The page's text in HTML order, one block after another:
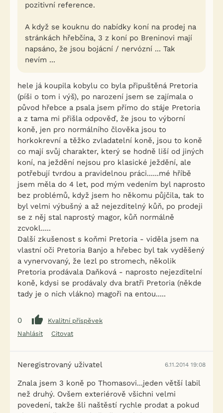
pozitivní reference.
A když se kouknu do nabídky koní na prodej na
stránkách hřebčína, 3 z koní po Breninovi mají
napsáno, že jsou bojácní / nervózní ... Tak
nevím ...
hele já koupila kobylu co byla připuštěná Pretoria
(píši o tom i výš), po narození jsem se zajímala o
původ hřebce a psala jsem přímo do stáje Pretoria
a z tama mi přišla odpověď, že jsou to výborní
koně, jen pro normálního člověka jsou to
horkokrevní a těžko zvladatelní koně, jsou to koně
co mají svůj charakter, který se hodně liší od jiných
koní, na ježdění nejsou pro klasické ježdění, ale
potřebují tvrdou a pravidelnou práci......mé hříbě
jsem měla do 4 let, pod mým vedením byl naprosto
bez problémů, když jsem ho někomu půjčila, tak to
byl velmi výbušný a až nejezditelný kůň, po prodeji
se z něj stal naprostý magor, kůň normálně
zcvokl.....
Další zkušenost s koňmi Pretoria - viděla jsem na
vlastní oči Pretoria Banjo a hřebec byl tak vyděšený
a vynervovaný, že lezl po stromech, několik
Pretoria prodávala Daňková - naprosto nejezditelní
koně, kdysi se prodávaly dva bratři Pretoria (někde
tady je o nich vlákno) magoři na entou.....
0
Kvalitní příspěvek
Nahlásit
Citovat
Neregistrovaný uživatel 6.11.2014 19:08
Znala jsem 3 koně po Thomasovi...jeden větší labil
než druhý. Ovšem exteriérově všichni velmi
povedení, takže šli naštěstí rychle prodat a pokud